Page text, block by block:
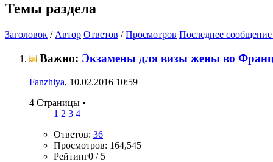
Темы раздела
Заголовок / Автор Ответов /Просмотров Последнее сообщение
Важно: Экзамены для визы жены во
Fanzhiya, 10.02.2016 10:59
4 Страницы •
1 2 3 4
Ответов: 36
Просмотров: 164,545
Рейтинг0 / 5